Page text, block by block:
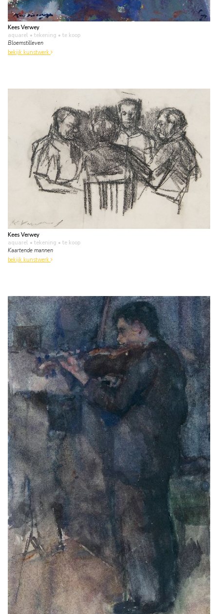
Kees Verwey
aquarel • tekening • te koop
Bloemstilleven
bekijk kunstwerk
Kees Verwey
aquarel • tekening • te koop
Kaartende mannen
bekijk kunstwerk